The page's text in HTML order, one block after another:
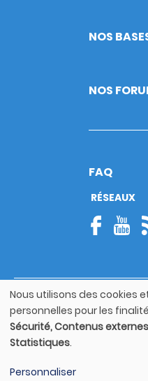
NOS
NOS
FAQ
RÉSEAUX
©
Footer
bottom
Utilisation
des
données
personnelles
et
Nous utilisons des cookies
personnelles pour les
Sécurité, Contenus
Statistiques.
Personnaliser